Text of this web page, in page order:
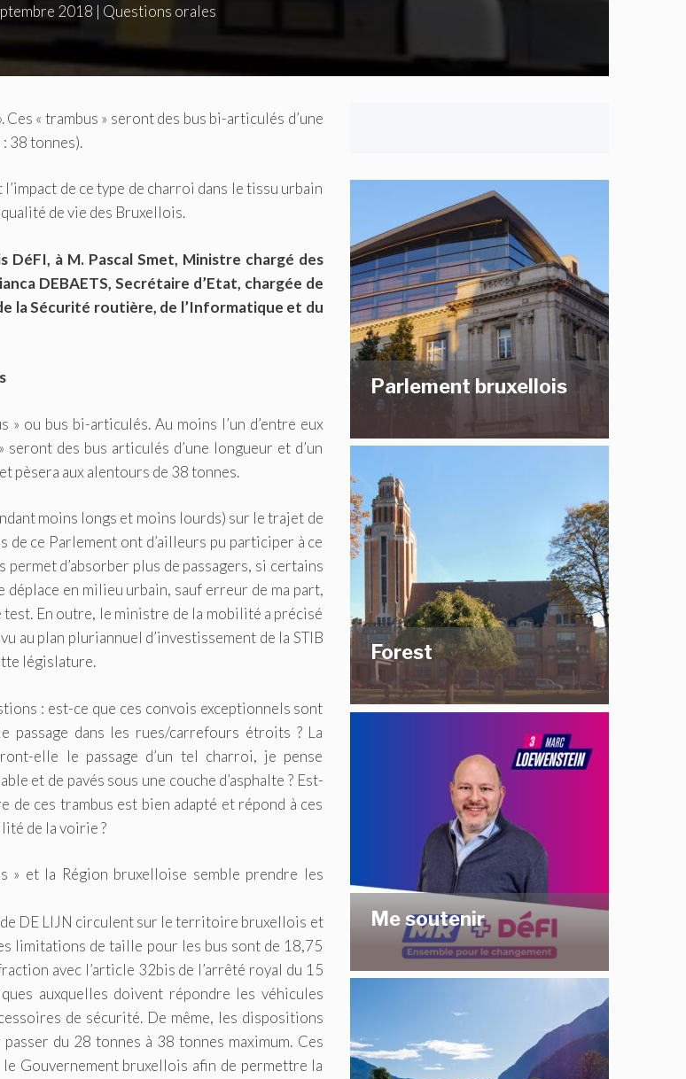
2018 | Questions orales
« trambus » seront des bus bi-articulés d’une
38 tonnes).
de ce type de charroi dans le tissu urbain
de vie des Bruxellois.
DéFI, à M. Pascal Smet, Ministre chargé des
DEBAETS, Secrétaire d’Etat, chargée de
la Sécurité routière, de l’Informatique et du
ou bus bi-articulés. Au moins l’un d’entre eux
des bus articulés d’une longueur et d’un
pèsera aux alentours de 38 tonnes.
moins longs et moins lourds) sur le trajet de
ce Parlement ont d’ailleurs pu participer à ce
d’absorber plus de passagers, si certains
en milieu urbain, sauf erreur de ma part,
En outre, le ministre de la mobilité a précisé
au plan pluriannuel d’investissement de la STIB
législature.
: est-ce que ces convois exceptionnels sont
passage dans les rues/carrefours étroits ? La
elle le passage d’un tel charroi, je pense
et de pavés sous une couche d’asphalte ? Est-
de ces trambus est bien adapté et répond à ces
de la voirie ?
» et la Région bruxelloise semble prendre les
de DE LIJN circulent sur le territoire bruxellois et
limitations de taille pour les bus sont de 18,75
avec l’article 32bis de l’arrêté royal du 15
auxquelles doivent répondre les véhicules
de sécurité. De même, les dispositions
du 28 tonnes à 38 tonnes maximum. Ces
Gouvernement bruxellois afin de permettre la
Parlement bruxellois
Forest
Me soutenir